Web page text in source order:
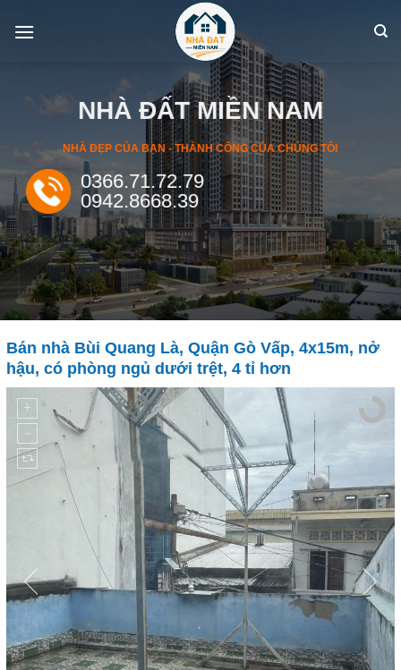
NHÀ ĐẤT MIỀN NAM
NHÀ ĐẸP CỦA BẠN - THÀNH CÔNG CỦA CHÚNG TÔI
0366.71.72.79
0942.8668.39
Bán nhà Bùi Quang Là, Quận Gò Vấp, 4x15m, nở
hậu, có phòng ngủ dưới trệt, 4 tỉ hơn